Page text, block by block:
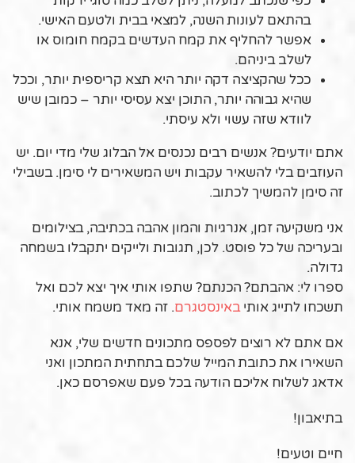
בהתאם לעונות השנה, למצאי בבית ולטעם האישי.
אפשר להחליף את קמח העדשים בקמח חומוס או
לשלב ביניהם.
ככל שהקציצה דקה יותר היא תצא קריספית יותר, וככל
שהיא גבוהה יותר, התוכן יצא עסיסי יותר – כמובן שיש
לוודא שזה עשוי ולא עיסתי.
אתם יודעים? אנשים רבים נכנסים אל הבלוג שלי מדי יום. יש
העוזבים בלי להשאיר עקבות ויש המשאירים לי סימן. בשבילי
זה סימן להמשיך לכתוב.
אני משקיעה זמן, אנרגיות והמון אהבה בכתיבה, בצילומים
ובעריכה של כל פוסט. לכן, תגובות ולייקים יתקבלו בשמחה
גדולה.
ספרו לי: אהבתם? הכנתם? שתפו אותי איך יצא לכם ואל
תשכחו לתייג אותיבאינסטגרם. זה מאד משמח אותי.
אם אתם לא רוצים לפספס מתכונים חדשים שלי, אנא
השאירו את כתובת המייל שלכם בתחתית המתכון ואני
אדאג לשלוח אליכם הודעה בכל פעם שאפרסם כאן.
בתיאבון!
חיים וטעים!